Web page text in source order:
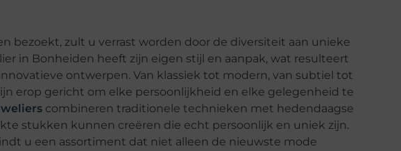
bezoekt, zult u verrast worden door de diversiteit aan unieke
in Bonheiden heeft zijn eigen stijl en aanpak, wat resulteert
ontwerpen. Van klassiek tot modern, van subtiel tot
erop gericht om elke persoonlijkheid en elke gelegenheid te
combineren traditionele technieken met hedendaagse
stukken kunnen creëren die echt persoonlijk en uniek zijn.
u een assortiment dat niet alleen de nieuwste mode